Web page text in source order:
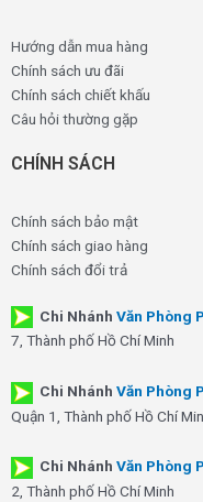
Hướng dẫn mua hàng
Chính sách ưu đãi
Chính sách chiết khấu
Câu hỏi thường gặp
CHÍNH SÁCH
Chính sách bảo mật
Chính sách giao hàng
Chính sách đổi trả
Chi Nhánh Văn Phòng
7, Thành phố Hồ Chí Minh
Chi Nhánh Văn Phòng
Quận 1, Thành phố Hồ Chí
Chi Nhánh Văn Phòng
2, Thành phố Hồ Chí Minh